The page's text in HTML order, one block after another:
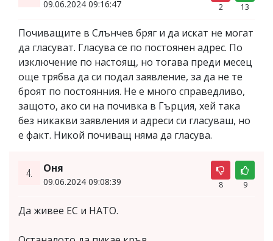
09.06.2024 09:16:47 2 13
Почиващите в Слънчев бряг и да искат не могат
да гласуват. Гласува се по постоянен адрес. По
изключение по настоящ, но тогава преди месец
още трябва да си подал заявление, за да не те
броят по постоянния. Не е много справедливо,
защото, ако си на почивка в Гърция, хей така
без никакви заявления и адреси си гласуваш, но
е факт. Никой почиващ няма да гласува.
4. Оня
09.06.2024 09:08:39 8 9
Да живее ЕС и НАТО.